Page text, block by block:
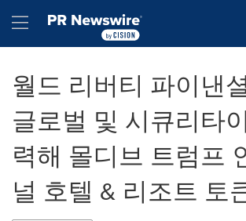
Hamburger menu
월드 리버티 파이낸
글로벌 및 시큐리타
력해 몰디브 트럼프
널 호텔 & 리조트 토